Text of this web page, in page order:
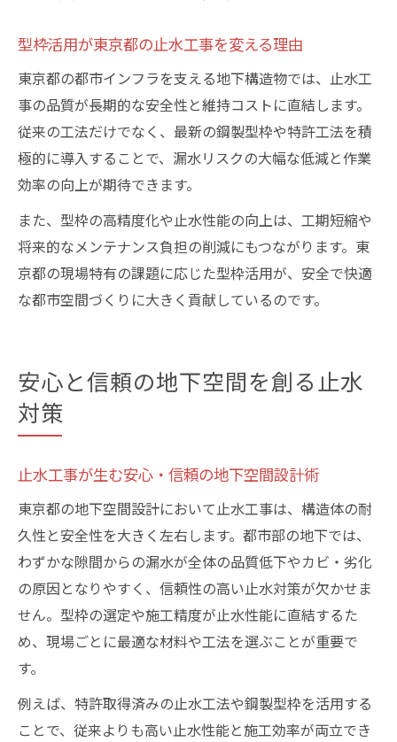
型枠活用が東京都の止水工事を変える理由
東京都の都市インフラを支える地下構造物では、止水工
事の品質が長期的な安全性と維持コストに直結します。
従来の工法だけでなく、最新の鋼製型枠や特許工法を積
極的に導入することで、漏水リスクの大幅な低減と作業
効率の向上が期待できます。
また、型枠の高精度化や止水性能の向上は、工期短縮や
将来的なメンテナンス負担の削減にもつながります。東
京都の現場特有の課題に応じた型枠活用が、安全で快適
な都市空間づくりに大きく貢献しているのです。
安心と信頼の地下空間を創る止水
対策
止水工事が生む安心・信頼の地下空間設計術
東京都の地下空間設計において止水工事は、構造体の耐
久性と安全性を大きく左右します。都市部の地下では、
わずかな隙間からの漏水が全体の品質低下やカビ・劣化
の原因となりやすく、信頼性の高い止水対策が欠かせま
せん。型枠の選定や施工精度が止水性能に直結するた
め、現場ごとに最適な材料や工法を選ぶことが重要で
す。
例えば、特許取得済みの止水工法や鋼製型枠を活用する
ことで、従来よりも高い止水性能と施工効率が両立でき